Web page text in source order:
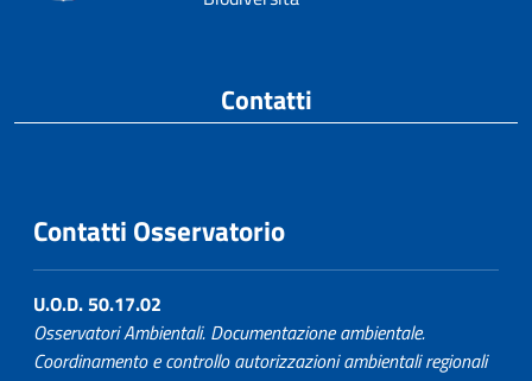
Contatti
Contatti Osservatorio
U.O.D. 50.17.02
Osservatori Ambientali. Documentazione ambientale.
Coordinamento e controllo autorizzazioni ambientali regionali